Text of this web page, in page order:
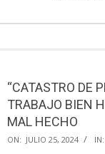
“CATASTRO DE
TRABAJO BIEN
MAL HECHO
ON: JULIO 25, 2024 IN: